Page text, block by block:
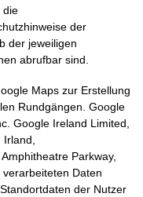
die
der
der jeweiligen
abrufbar sind.
Maps zur Erstellung
Rundgängen. Google
Google Ireland Limited,
Irland,
Parkway,
Daten
der Nutzer